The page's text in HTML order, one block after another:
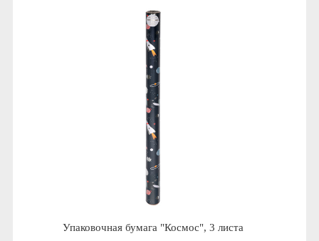
Упаковочная бумага "Космос", 3 листа